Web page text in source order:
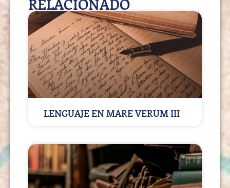
RELACIONADO
LENGUAJE EN MARE VERUM III